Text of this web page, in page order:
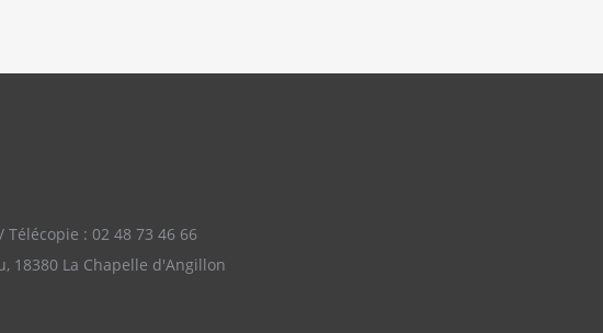
: 02 48 73 46 66
18380 La Chapelle d'Angillon